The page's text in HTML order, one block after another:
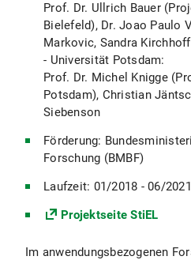
Prof. Dr. Ullrich Bauer
Bielefeld), Dr. Joao Paulo
Markovic, Sandra Kirchhoff
- Universität Potsdam:
Prof. Dr. Michel Knigge
Potsdam), Christian
Siebenson
Förderung:
Forschung (BMBF)
Laufzeit: 01/2018 - 06/2021
Projektseite StiEL
Im anwendungsbezogenen